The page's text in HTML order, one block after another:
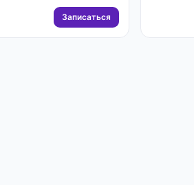
Записаться